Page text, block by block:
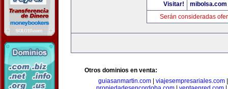
Visitar!
mibolsa.com
Serán consideradas
Otros dominios en venta:
guiasanmartin.com| viajesempresariales.com